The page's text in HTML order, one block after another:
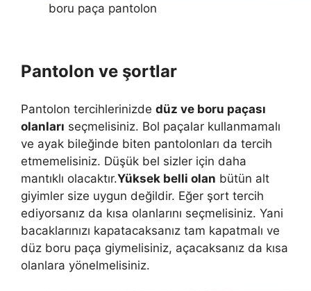
boru paça pantolon
Pantolon ve şortlar
Pantolon tercihlerinizde düz ve boru paçası
olanları seçmelisiniz. Bol paçalar kullanmamalı
ve ayak bileğinde biten pantolonları da tercih
etmemelisiniz. Düşük bel sizler için daha
mantıklı olacaktır.Yüksek belli olan bütün alt
giyimler size uygun değildir. Eğer şort tercih
ediyorsanız da kısa olanlarını seçmelisiniz. Yani
bacaklarınızı kapatacaksanız tam kapatmalı ve
düz boru paça giymelisiniz, açacaksanız da kısa
olanlara yönelmelisiniz.